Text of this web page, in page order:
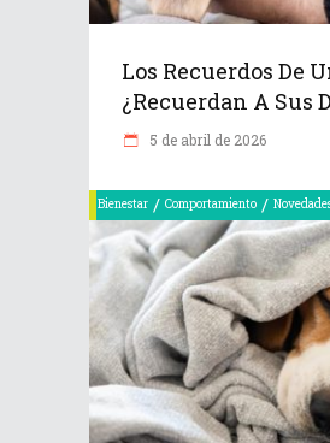
Los Recuerdos De
¿recuerdan A Sus
5 de abril de 2026
Bienestar / Comportamiento /